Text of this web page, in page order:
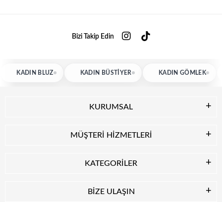
Bizi Takip Edin
KADIN BLUZ KADIN BÜSTIYER KADIN GÖMLEK
KURUMSAL
MÜŞTERİ HİZMETLERİ
KATEGORİLER
BİZE ULAŞIN